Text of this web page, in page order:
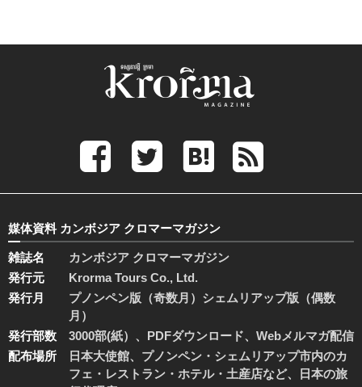
媒体資料 カンボジア クロマーマガジン
雑誌名
カンボジア クロマーマガジン
発行元
Krorma Tours Co., Ltd.
発行月
プノンペン版（奇数月）シェムリアップ版（偶数
月）
発行部数
3000部(紙）、PDFダウンロード、Webメルマガ配信
配布場所
日本大使館、プノンペン・シェムリアップ市内のカ
フェ・レストラン・ホテル・土産店など、日本の旅